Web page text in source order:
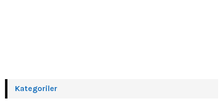
Kategoriler